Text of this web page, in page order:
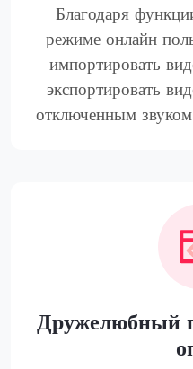
Благодаря
режиме онлайн
импортировать
экспортировать
отключенным
Дружелюбный